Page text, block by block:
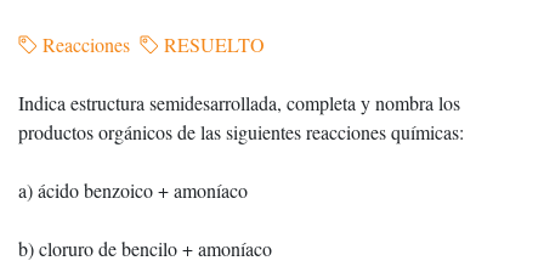
Reacciones RESUELTO
Indica estructura semidesarrollada, completa y nombra los
productos orgánicos de las siguientes reacciones químicas:
a) ácido benzoico + amoníaco
b) cloruro de bencilo + amoníaco